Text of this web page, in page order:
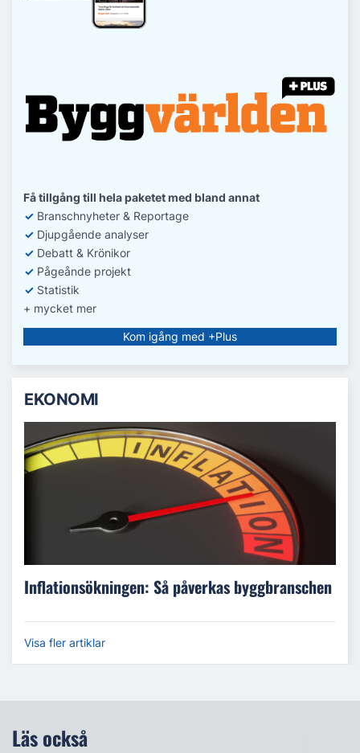
Få tillgång till hela paketet med bland annat
✓ Branschnyheter & Reportage
✓ Djupgående analyser
✓ Debatt & Krönikor
✓ Pågeånde projekt
✓ Statistik
+ mycket mer
Kom igång med +Plus
EKONOMI
Inflationsökningen: Så påverkas byggbranschen
Visa fler artiklar
Läs också